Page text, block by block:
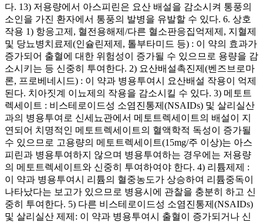
다. 13) 저용량에서 아스피린은 요산 배설을 감소시켜 통풍의
소인을 가진 환자에서 통풍의 발병을 유발할 수 있다. 6. 상호
작용 1) 항응고제, 혈전용해제/다른 혈소판응집억제제, 지혈제
및 당뇨병치료제(인슐린제제, 톨부타미드 등) : 이 약의 효과가
증가되어 출혈에 대한 위험성이 증가될 수 있으므로 용량을 감
소시키는 등 신중히 투여한다. 2) 요산배설촉진제(벤즈브로마
론, 프로베네시드) : 이 약과 병용투여시 요산배설 작용이 억제
된다. 치아짓계 이뇨제의 작용을 감소시킬 수 있다. 3) 메토트
렉세이트 : 비스테로이드성 소염진통제(NSAIDs) 및 살리실산
과의 병용투여로 신세뇨관에서 메토트렉세이트의 배설이 지
연되어 치명적인 메토트렉세이트의 혈액학적 독성이 증가될
수 있으므로 고용량의 메토트렉세이트(15mg/주 이상)는 아스
피린과 병용투여하지 않으며 병용투여하는 경우에는 저용량
의 메토트렉세이트와 신중히 투여하여야 한다. 4) 리튬제제 :
이 약과 병용투여시 리튬의 혈중농도가 상승하여 리튬중독이
나타났다는 보고가 있으므로 병용시에 관찰을 충분히 하고 신
중히 투여한다. 5) 다른 비스테로이드성 소염진통제(NSAIDs)
및 살리실산 제제: 이 약과 병용투여시 출혈이 증가되거나 신